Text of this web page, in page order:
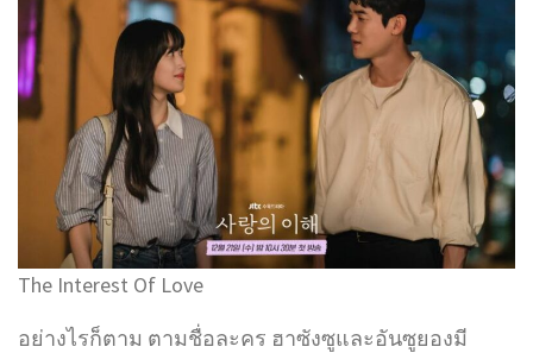
The Interest Of Love
อย่างไรก็ตาม ตามชื่อละคร ฮาซังซูและอันซูยองมี